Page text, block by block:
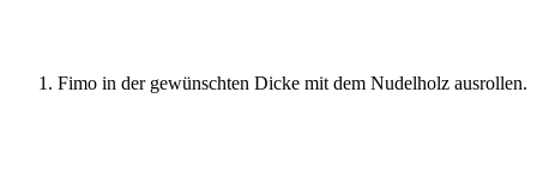
Fimo in der gewünschten Dicke mit dem Nudelholz ausrollen.